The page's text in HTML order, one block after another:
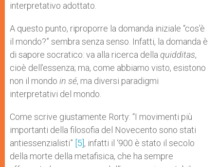
interpretativo adottato.
A questo punto, riproporre la domanda iniziale “cos’è
il mondo?” sembra senza senso. Infatti, la domanda è
di sapore socratico: va alla ricerca della quidditas,
cioè dell’essenza; ma, come abbiamo visto, esistono
non il mondo in sé, ma diversi paradigmi
interpretativi del mondo.
Come scrive giustamente Rorty: “I movimenti più
importanti della filosofia del Novecento sono stati
antiessenzialisti” [5] , infatti il ‘900 è stato il secolo
della morte della metafisica, che ha sempre